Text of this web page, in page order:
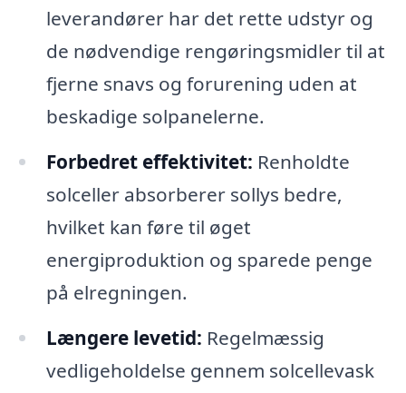
leverandører har det rette udstyr og
de nødvendige rengøringsmidler til at
fjerne snavs og forurening uden at
beskadige solpanelerne.
Forbedret effektivitet: Renholdte
solceller absorberer sollys bedre,
hvilket kan føre til øget
energiproduktion og sparede penge
på elregningen.
Længere levetid: Regelmæssig
vedligeholdelse gennem solcellevask